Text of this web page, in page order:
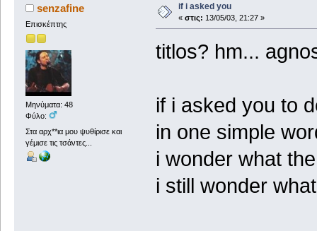
senzafine
Επισκέπτης
Μηνύματα: 48
Φύλο:
Στα αρχ**ια μου ψυθίρισε και
γέμισε τις τσάντες...
if i asked you
« στις: 13/05/03, 21:27 »
titlos? hm...
if i asked you to
in one simple
i wonder what
i still wonder